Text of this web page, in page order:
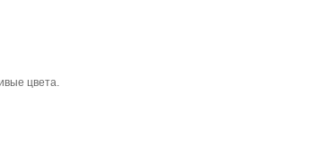
цвета.